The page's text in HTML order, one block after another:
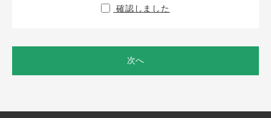
確認しました
次へ